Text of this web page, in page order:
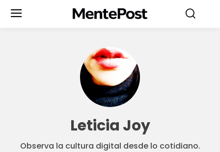
Leticia Joy
Observa la cultura digital desde lo cotidiano.